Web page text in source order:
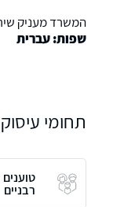
המשרד מעניק
שפות: עברית
תחומי עיסוק
טוענים
רבניים